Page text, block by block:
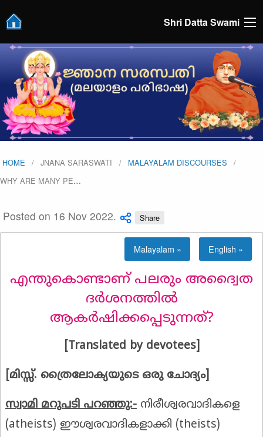
Shri Datta Swami
HOME JNANA SARASWATI
MALAYALAM DISCOURSES
WHY ARE MANY PE…
Posted on 16 Nov 2022. Share
Malayalam » English »
എന്തുകൊണ്ടാണ് പലരും അദ്വൈത
ദർശനത്തിൽ
ആകർഷിക്കപ്പെടുന്നത്?
[Translated by devotees]
മിസ്സ്‌. ത്രൈലോക്യയുടെ ഒരു ചോദ്യം]
സ്വാമി മറുപടി പറഞ്ഞു:- നിരീശ്വരവാദികളെ
(atheists) ഈശ്വരവാദികളാക്കി (theists)